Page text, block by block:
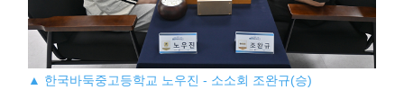
▲ 한국바둑중고등학교 노우진 - 소소회 조완규(승)